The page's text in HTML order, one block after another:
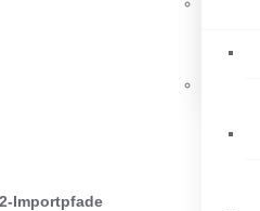
Importpfade